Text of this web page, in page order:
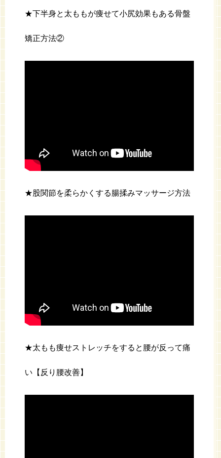
★下半身と太ももが痩せて小尻効果もある骨盤
矯正方法②
★股関節を柔らかくする腸揉みマッサージ方法
★太もも痩せストレッチをすると腰が反って痛
い【反り腰改善】